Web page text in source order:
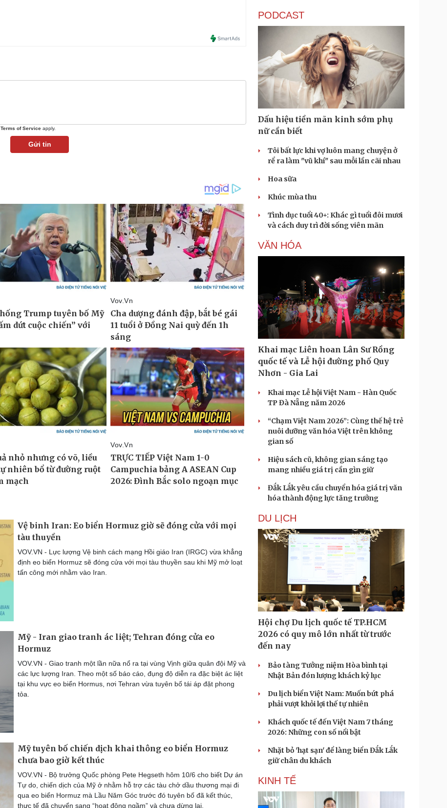
Terms of Service apply.
Gửi tin
Vệ binh Iran: Eo biển Hormuz giờ sẽ đóng cửa với mọi
tàu thuyền
VOV.VN - Lực lượng Vệ binh cách mạng Hồi giáo Iran (IRGC) vừa khẳng
định eo biển Hormuz sẽ đóng cửa với mọi tàu thuyền sau khi Mỹ mở loạt
tấn công mới nhằm vào Iran.
Mỹ - Iran giao tranh ác liệt; Tehran đóng cửa eo
Hormuz
VOV.VN - Giao tranh một lần nữa nổ ra tại vùng Vịnh giữa quân đội Mỹ và
các lực lượng Iran. Theo một số báo cáo, đụng độ diễn ra đặc biệt ác liệt
tại khu vực eo biển Hormus, nơi Tehran vừa tuyên bố tái áp đặt phong
tỏa.
Mỹ tuyên bố chiến dịch khai thông eo biển Hormuz
chưa bao giờ kết thúc
VOV.VN - Bộ trưởng Quốc phòng Pete Hegseth hôm 10/6 cho biết Dự án
Tự do, chiến dịch của Mỹ ở nhằm hỗ trợ các tàu chở dầu thương mại đi
qua eo biển Hormuz mà Lầu Năm Góc trước đó tuyên bố đã kết thúc,
thực tế đã chuyển sang “hoạt động ngầm” và chưa dừng lại.
PODCAST
Dấu hiệu tiền mãn kinh sớm phụ
nữ cần biết
Tôi bất lực khi vợ luôn mang chuyện ở
rể ra làm "vũ khí" sau mỗi lần cãi nhau
Hoa sữa
Khúc mùa thu
Tình dục tuổi 40+: Khác gì tuổi đôi mươi
và cách duy trì đời sống viên mãn
VĂN HÓA
Khai mạc Liên hoan Lân Sư Rồng
quốc tế và Lễ hội đường phố Quy
Nhơn - Gia Lai
Khai mạc Lễ hội Việt Nam - Hàn Quốc
TP Đà Nẵng năm 2026
“Chạm Việt Nam 2026”: Cùng thế hệ trẻ
nuôi dưỡng văn hóa Việt trên không
gian số
Hiệu sách cũ, không gian sáng tạo
mang nhiều giá trị cần gìn giữ
Đắk Lắk yêu cầu chuyển hóa giá trị văn
hóa thành động lực tăng trưởng
DU LỊCH
Hội chợ Du lịch quốc tế TP.HCM
2026 có quy mô lớn nhất từ trước
đến nay
Bảo tàng Tưởng niệm Hòa bình tại
Nhật Bản đón lượng khách kỷ lục
Du lịch biển Việt Nam: Muốn bứt phá
phải vượt khỏi lợi thế tự nhiên
Khách quốc tế đến Việt Nam 7 tháng
2026: Những con số nổi bật
Nhặt bỏ 'hạt sạn' để làng biển Đắk Lắk
giữ chân du khách
KINH TẾ